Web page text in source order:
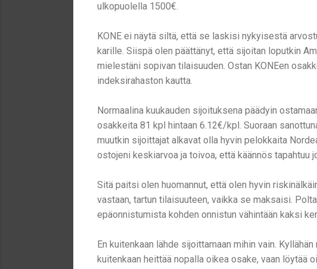
ulkopuolella 1500€.
KONE ei näytä siltä, että se laskisi nykyisestä
karille. Siispä olen päättänyt, että sijoitan loputkin
mielestäni sopivan tilaisuuden. Ostan KONEen
indeksirahaston kautta.
Normaalina kuukauden sijoituksena päädyin
osakkeita 81 kpl hintaan 6.12€/kpl. Suoraan
muutkin sijoittajat alkavat olla hyvin pelokkaita
ostojeni keskiarvoa ja toivoa, että käännös tapahtuu
Sitä paitsi olen huomannut, että olen hyvin
vastaan, tartun tilaisuuteen, vaikka se maksaisi.
epäonnistumista kohden onnistun vähintään kaksi
En kuitenkaan lähde sijoittamaan mihin vain.
kuitenkaan heittää nopalla oikea osake, vaan löytää